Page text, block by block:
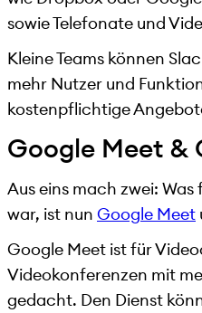
sowie Telefonate und
Kleine Teams können
mehr Nutzer und
kostenpflichtige
Google Meet &
Aus eins mach zwei:
war, ist nun Google Meet
Google Meet ist für
Videokonferenzen mit
gedacht. Den Dienst